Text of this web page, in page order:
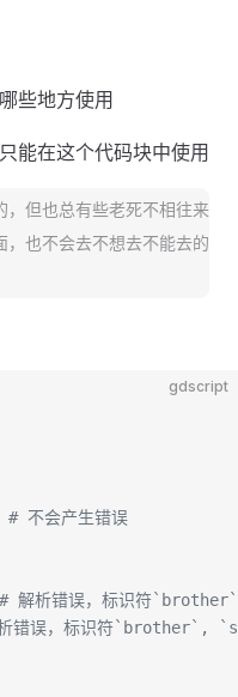
些地方使用
能在这个代码块中使用
，但也总有些老死不相往来
，也不会去不想去不能去的
gdscript
# 不会产生错误
# 解析错误，标识符`brother`
错误，标识符`brother`,